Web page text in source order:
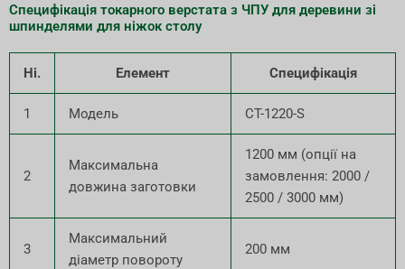
Специфікація токарного верстата з ЧПУ для деревини зі
шпинделями для ніжок столу
Ні. Елемент Специфікація
1 Модель CT-1220-S
2
Максимальна
довжина заготовки
1200 мм (опції на
замовлення: 2000 /
2500 / 3000 мм)
3
Максимальний
діаметр повороту
200 мм